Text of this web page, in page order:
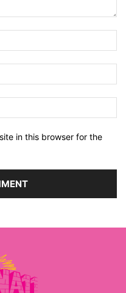
in this browser for the